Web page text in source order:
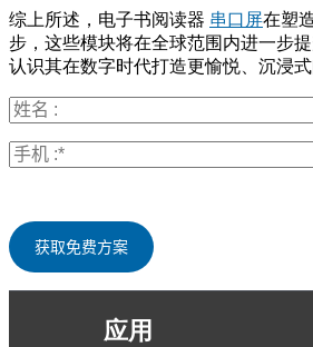
综上所述，电子书阅读器 串口屏在塑
步，这些模块将在全球范围内进一步
认识其在数字时代打造更愉悦、沉浸
应用